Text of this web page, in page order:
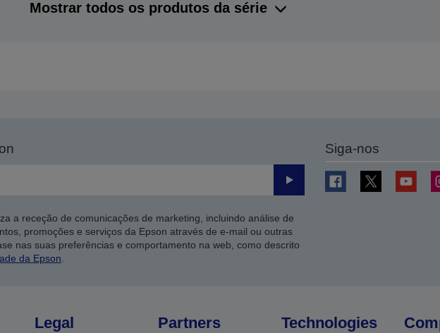
Mostrar todos os produtos da série
Enviar
a receção de comunicações de marketing, incluindo análise de
promoções e serviços da Epson através de e-mail ou outras
nas suas preferências e comportamento na web, como descrito
da Epson
Siga-nos
Legal Partners Technologies